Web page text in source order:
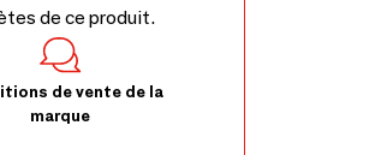
de ce produit.
de vente de la
marque